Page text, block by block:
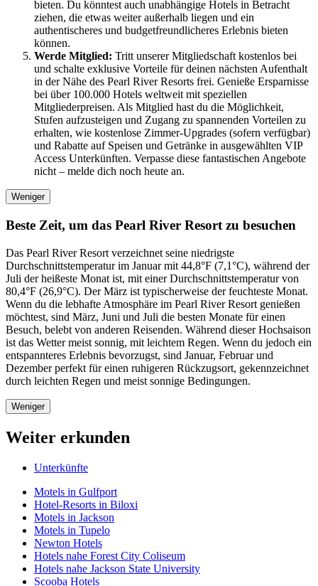
bieten. Du könntest auch unabhängige Hotels in Betracht
ziehen, die etwas weiter außerhalb liegen und ein
authentischeres und budgetfreundlicheres Erlebnis bieten
können.
Werde Mitglied: Tritt unserer Mitgliedschaft kostenlos bei
und schalte exklusive Vorteile für deinen nächsten Aufenthalt
in der Nähe des Pearl River Resorts frei. Genieße Ersparnisse
bei über 100.000 Hotels weltweit mit speziellen
Mitgliederpreisen. Als Mitglied hast du die Möglichkeit,
Stufen aufzusteigen und Zugang zu spannenden Vorteilen zu
erhalten, wie kostenlose Zimmer-Upgrades (sofern verfügbar)
und Rabatte auf Speisen und Getränke in ausgewählten VIP
Access Unterkünften. Verpasse diese fantastischen Angebote
nicht – melde dich noch heute an.
Weniger
Beste Zeit, um das Pearl River Resort zu besuchen
Das Pearl River Resort verzeichnet seine niedrigste
Durchschnittstemperatur im Januar mit 44,8°F (7,1°C), während der
Juli der heißeste Monat ist, mit einer Durchschnittstemperatur von
80,4°F (26,9°C). Der März ist typischerweise der feuchteste Monat.
Wenn du die lebhafte Atmosphäre im Pearl River Resort genießen
möchtest, sind März, Juni und Juli die besten Monate für einen
Besuch, belebt von anderen Reisenden. Während dieser Hochsaison
ist das Wetter meist sonnig, mit leichtem Regen. Wenn du jedoch ein
entspannteres Erlebnis bevorzugst, sind Januar, Februar und
Dezember perfekt für einen ruhigeren Rückzugsort, gekennzeichnet
durch leichten Regen und meist sonnige Bedingungen.
Weniger
Weiter erkunden
Unterkünfte
Motels in Gulfport
Hotel-Resorts in Biloxi
Motels in Jackson
Motels in Tupelo
Newton Hotels
Hotels nahe Forest City Coliseum
Hotels nahe Jackson State University
Scooba Hotels